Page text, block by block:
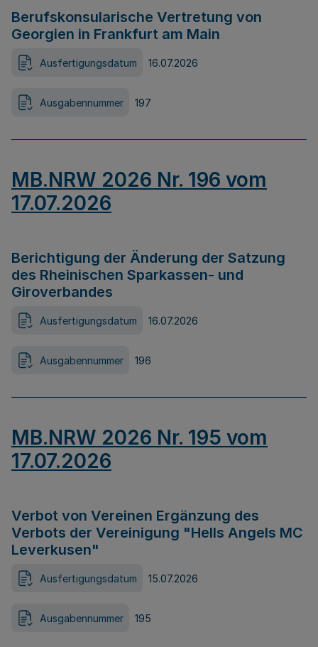
Berufskonsularische Vertretung von
Georgien in Frankfurt am Main
Ausfertigungsdatum 16.07.2026
Ausgabennummer 197
MB.NRW 2026 Nr. 196 vom
17.07.2026
Berichtigung der Änderung der Satzung
des Rheinischen Sparkassen- und
Giroverbandes
Ausfertigungsdatum 16.07.2026
Ausgabennummer 196
MB.NRW 2026 Nr. 195 vom
17.07.2026
Verbot von Vereinen Ergänzung des
Verbots der Vereinigung "Hells Angels MC
Leverkusen"
Ausfertigungsdatum 15.07.2026
Ausgabennummer 195